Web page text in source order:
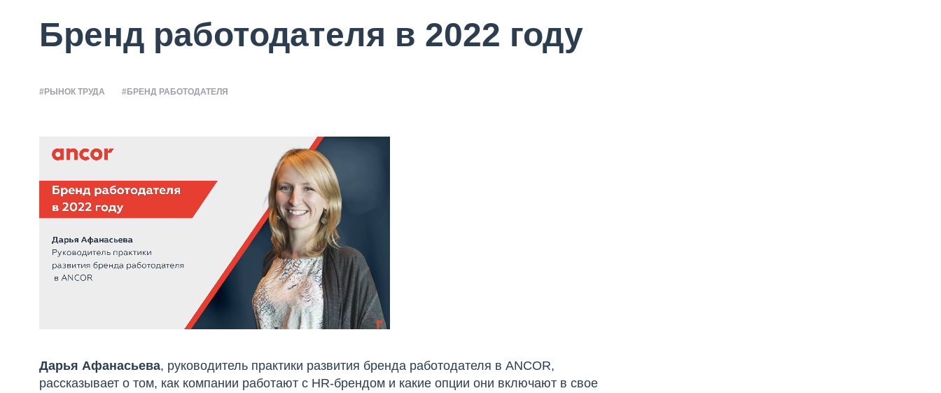
Бренд работодателя в 2022 году
#РЫНОК ТРУДА #БРЕНД РАБОТОДАТЕЛЯ
Дарья Афанасьева, руководитель практики развития бренда работодателя в ANCOR,
рассказывает о том, как компании работают с HR-брендом и какие опции они включают в свое